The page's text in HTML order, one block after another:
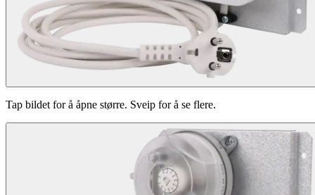
Tap bildet for å åpne større. Sveip for å se flere.